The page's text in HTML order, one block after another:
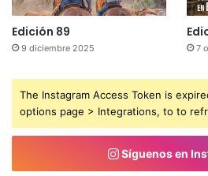
Edición 89
9 diciembre 2025 7
The Instagram Access Token is
options page > Integrations, to to
Síguenos en